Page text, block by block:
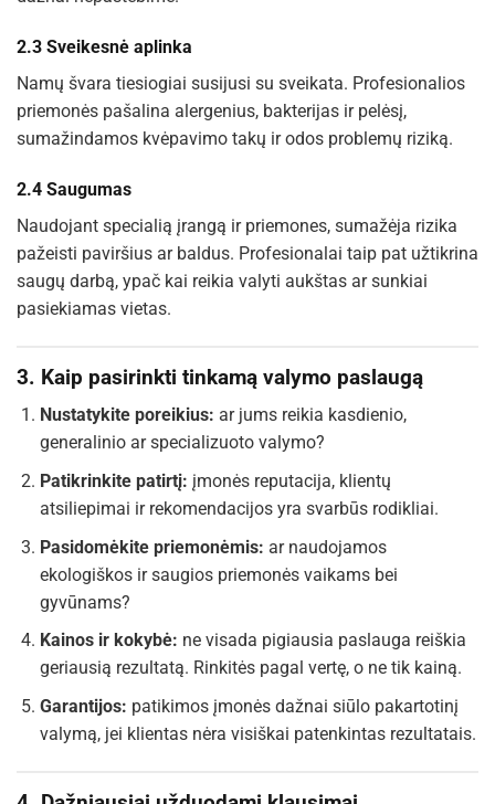
2.3 Sveikesnė aplinka
Namų švara tiesiogiai susijusi su sveikata. Profesionalios
priemonės pašalina alergenius, bakterijas ir pelėsį,
sumažindamos kvėpavimo takų ir odos problemų riziką.
2.4 Saugumas
Naudojant specialią įrangą ir priemones, sumažėja rizika
pažeisti paviršius ar baldus. Profesionalai taip pat užtikrina
saugų darbą, ypač kai reikia valyti aukštas ar sunkiai
pasiekiamas vietas.
3. Kaip pasirinkti tinkamą valymo paslaugą
Nustatykite poreikius: ar jums reikia kasdienio,
generalinio ar specializuoto valymo?
Patikrinkite patirtį: įmonės reputacija, klientų
atsiliepimai ir rekomendacijos yra svarbūs rodikliai.
Pasidomėkite priemonėmis: ar naudojamos
ekologiškos ir saugios priemonės vaikams bei
gyvūnams?
Kainos ir kokybė: ne visada pigiausia paslauga reiškia
geriausią rezultatą. Rinkitės pagal vertę, o ne tik kainą.
Garantijos: patikimos įmonės dažnai siūlo pakartotinį
valymą, jei klientas nėra visiškai patenkintas rezultatais.